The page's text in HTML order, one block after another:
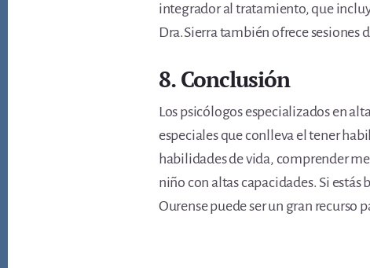
integrador al tratamiento, que
Dra.Sierra también ofrece sesiones
8. Conclusión
Los psicólogos especializados en
especiales que conlleva el tener
habilidades de vida, comprender
niño con altas capacidades. Si
Ourense puede ser un gran recurso